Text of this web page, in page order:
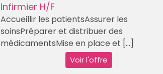
Infirmier H/F
Accueillir les patientsAssurer les
soinsPréparer et distribuer des
médicamentsMise en place et [...]
Voir l'offre